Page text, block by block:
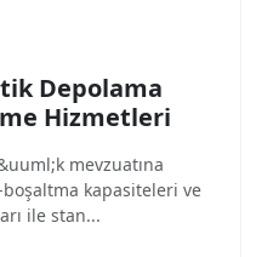
Depolama
Hizmetleri
mevzuatına
kapasiteleri ve
ile stan...